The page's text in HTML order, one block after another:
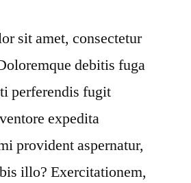
sit amet, consectetur
debitis fuga
perferendis fugit
expedita
provident aspernatur,
illo? Exercitationem,